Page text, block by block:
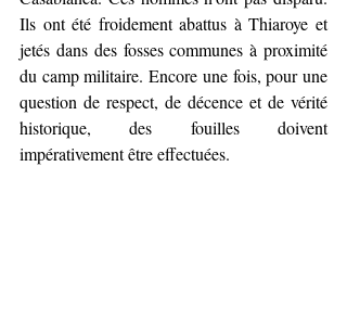
Ils ont été froidement abattus à Thiaroye et
jetés dans des fosses communes à proximité
du camp militaire. Encore une fois, pour une
question de respect, de décence et de vérité
historique, des fouilles doivent
impérativement être effectuées.